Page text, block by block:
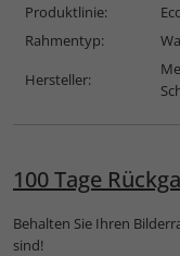
Produktlinie:
Rahmentyp:
Hersteller:
100 Tage
Behalten Sie Ihren
sind!